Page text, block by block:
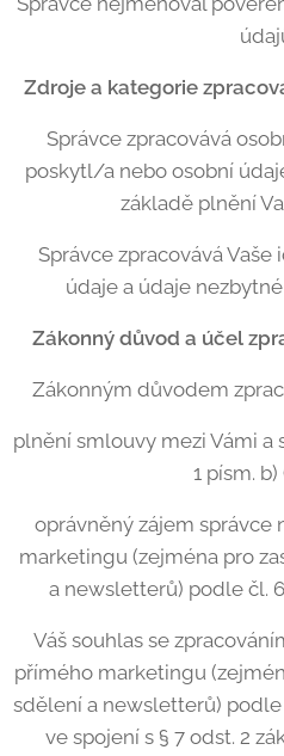
Zdroje a kategorie
Správce zpracovává
poskytl/a nebo osobní
základě plnění
Správce zpracovává
údaje a údaje
Zákonný důvod a účel
Zákonným důvodem
plnění smlouvy mezi Vámi a
1 písm. b)
oprávněný zájem správce
marketingu (zejména pro
a newsletterů) podle čl.
Váš souhlas se
přímého marketingu
sdělení a newsletterů) podle
ve spojení s § 7 odst. 2